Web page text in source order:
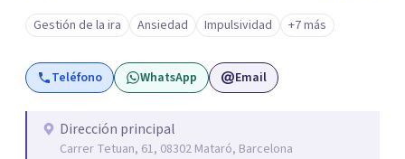
cómos, tus porqués, tus cuándos y tus dóndes a lo largo
de tu vida. Así, podrás desenredar el lío que es vivir, podrás
aceptar quien eres: un ser humano que siente, que piensa
y que hace; un ser que se contradice, que tiene dudas y que
Gestión de la ira Ansiedad Impulsividad +7 más
Teléfono WhatsApp Email
Dirección principal
Carrer Tetuan, 61, 08302 Mataró, Barcelona